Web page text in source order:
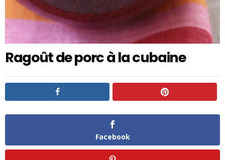
Ragoût de porc à la cubaine
Facebook